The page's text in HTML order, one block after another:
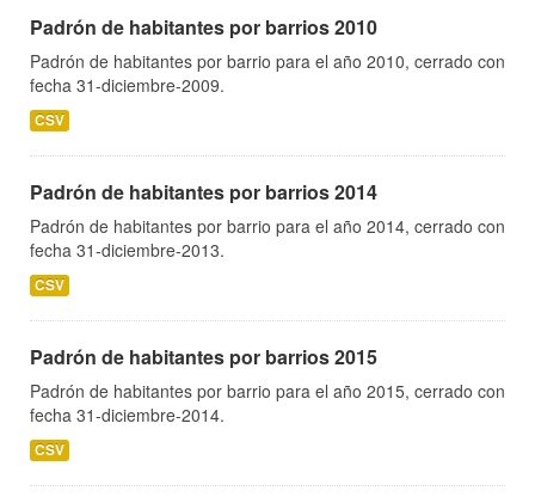
Padrón de habitantes por barrios 2010
Padrón de habitantes por barrio para el año 2010, cerrado con
fecha 31-diciembre-2009.
CSV
Padrón de habitantes por barrios 2014
Padrón de habitantes por barrio para el año 2014, cerrado con
fecha 31-diciembre-2013.
CSV
Padrón de habitantes por barrios 2015
Padrón de habitantes por barrio para el año 2015, cerrado con
fecha 31-diciembre-2014.
CSV